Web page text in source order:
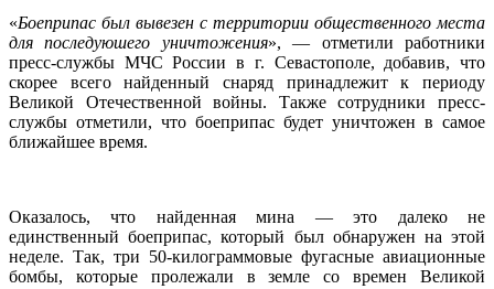
«Боеприпас был вывезен с территории общественного места
для последуюшего уничтожения», — отметили работники
пресс-службы МЧС России в г. Севастополе, добавив, что
скорее всего найденный снаряд принадлежит к периоду
Великой Отечественной войны. Также сотрудники пресс-
службы отметили, что боеприпас будет уничтожен в самое
ближайшее время.
Оказалось, что найденная мина — это далеко не
единственный боеприпас, который был обнаружен на этой
неделе. Так, три 50-килограммовые фугасные авиационные
бомбы, которые пролежали в земле со времен Великой